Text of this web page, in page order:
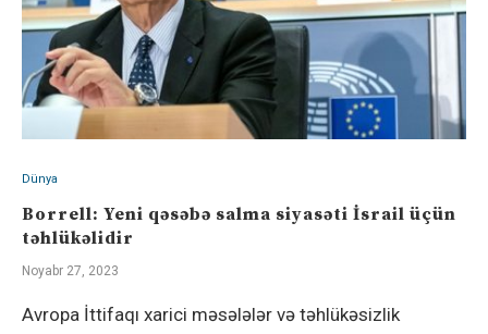
Dünya
Borrell: Yeni qəsəbə salma siyasəti İsrail üçün
təhlükəlidir
Noyabr 27, 2023
Avropa İttifaqı xarici məsələlər və təhlükəsizlik